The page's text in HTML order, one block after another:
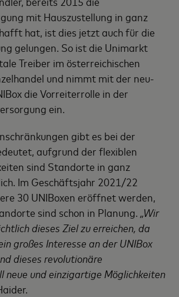
mit Hauszustellung in ganz
hat, ist dies jetzt auch für die
gelungen. So ist die Unimarkt
Treiber im österreichischen
und nimmt mit der neu-
die Vorreiterrolle in der
ein.
gibt es bei der
aufgrund der flexiblen
sind Standorte in ganz
Im Geschäftsjahr 2021/22
30 UNIBoxen eröffnet werden,
sind schon in Planung. „Wir
dieses Ziel zu erreichen, da
großes Interesse an der UNIBox
dieses revolutionäre
neue und einzigartige Möglichkeiten